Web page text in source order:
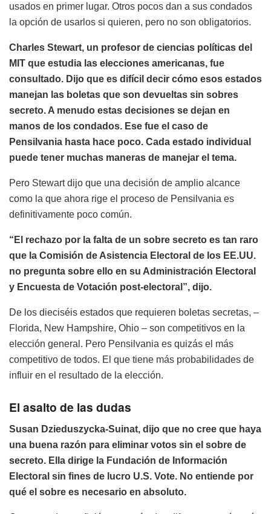
usados en primer lugar. Otros pocos dan a sus condados
la opción de usarlos si quieren, pero no son obligatorios.
Charles Stewart, un profesor de ciencias políticas del
MIT que estudia las elecciones americanas, fue
consultado. Dijo que es difícil decir cómo esos estados
manejan las boletas que son devueltas sin sobres
secreto. A menudo estas decisiones se dejan en
manos de los condados. Ese fue el caso de
Pensilvania hasta hace poco. Cada estado individual
puede tener muchas maneras de manejar el tema.
Pero Stewart dijo que una decisión de amplio alcance
como la que ahora rige el proceso de Pensilvania es
definitivamente poco común.
“El rechazo por la falta de un sobre secreto es tan raro
que la Comisión de Asistencia Electoral de los EE.UU.
no pregunta sobre ello en su Administración Electoral
y Encuesta de Votación post-electoral”, dijo.
De los dieciséis estados que requieren boletas secretas, –
Florida, New Hampshire, Ohio – son competitivos en la
elección general. Pero Pensilvania es quizás el más
competitivo de todos. El que tiene más probabilidades de
influir en el resultado de la elección.
El asalto de las dudas
Susan Dzieduszycka-Suinat, dijo que no cree que haya
una buena razón para eliminar votos sin el sobre de
secreto. Ella dirige la Fundación de Información
Electoral sin fines de lucro U.S. Vote. No entiende por
qué el sobre es necesario en absoluto.